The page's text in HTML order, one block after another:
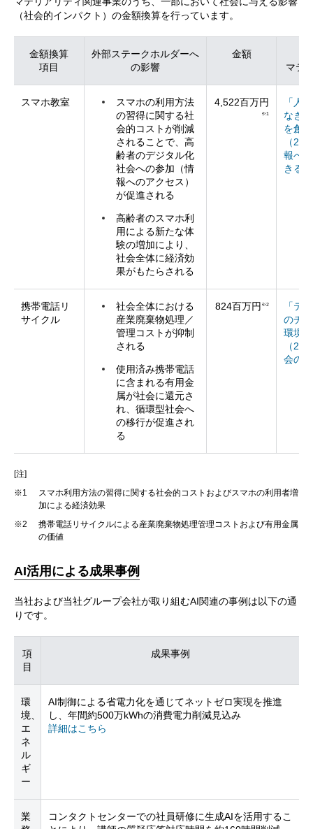
（社会的インパクト）の金額換算を行っています。
金額換算
項目
外部ステークホルダーへ
の影響
金額
マテ
スマホ教室
スマホの利用方法
の習得に関する社
会的コストが削減
されることで、高
齢者のデジタル化
社会への参加（情
報へのアクセス）
が促進される
高齢者のスマホ利
用による新たな体
験の増加により、
社会全体に経済効
果がもたらされる
4,522百万円
※1
「人
なぎ
を創
（2
報へ
きる
携帯電話リ
サイクル
社会全体における
産業廃棄物処理／
管理コストが抑制
される
使用済み携帯電話
に含まれる有用金
属が社会に還元さ
れ、循環型社会へ
の移行が促進され
る
824百万円 ※2
「テ
のチ
環境
（2
会の
[注]
※1
スマホ利用方法の習得に関する社会的コストおよびスマホの利用者増
加による経済効果
※2
携帯電話リサイクルによる産業廃棄物処理管理コストおよび有用金属
の価値
AI活用による成果事例
当社および当社グループ会社が取り組むAI関連の事例は以下の通
りです。
項
目
成果事例
環
境、
エ
ネ
ル
ギ
ー
AI制御による省電力化を通じてネットゼロ実現を推進
し、年間約500万kWhの消費電力削減見込み
詳細はこちら
業
コンタクトセンターでの社員研修に生成AIを活用するこ